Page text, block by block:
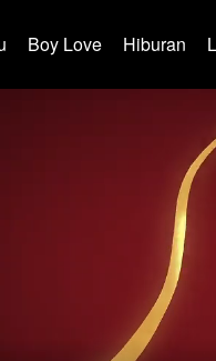
Boy Love Hiburan